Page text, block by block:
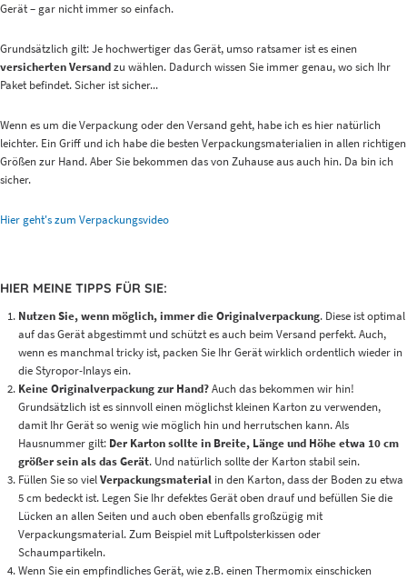
Gerät – gar nicht immer so einfach.
Grundsätzlich gilt: Je hochwertiger das Gerät, umso ratsamer ist es einen
versicherten Versandzu wählen. Dadurch wissen Sie immer genau, wo sich Ihr
Paket befindet. Sicher ist sicher...
Wenn es um die Verpackung oder den Versand geht, habe ich es hier natürlich
leichter. Ein Griff und ich habe die besten Verpackungsmaterialien in allen richtigen
Größen zur Hand. Aber Sie bekommen das von Zuhause aus auch hin. Da bin ich
sicher.
Hier geht's zum Verpackungsvideo
HIER MEINE TIPPS FÜR SIE:
Nutzen Sie, wenn möglich, immer die Originalverpackung. Diese ist optimal
auf das Gerät abgestimmt und schützt es auch beim Versand perfekt. Auch,
wenn es manchmal tricky ist, packen Sie Ihr Gerät wirklich ordentlich wieder in
die Styropor-Inlays ein.
Keine Originalverpackung zur Hand?Auch das bekommen wir hin!
Grundsätzlich ist es sinnvoll einen möglichst kleinen Karton zu verwenden,
damit Ihr Gerät so wenig wie möglich hin und herrutschen kann. Als
Hausnummer gilt: Der Karton sollte in Breite, Länge und Höhe etwa 10 cm
größer sein als das Gerät. Und natürlich sollte der Karton stabil sein.
Füllen Sie so vielVerpackungsmaterial in den Karton, dass der Boden zu etwa
5 cm bedeckt ist. Legen Sie Ihr defektes Gerät oben drauf und befüllen Sie die
Lücken an allen Seiten und auch oben ebenfalls großzügig mit
Verpackungsmaterial. Zum Beispiel mit Luftpolsterkissen oder
Schaumpartikeln.
Wenn Sie ein empfindliches Gerät, wie z.B. einen Thermomix einschicken